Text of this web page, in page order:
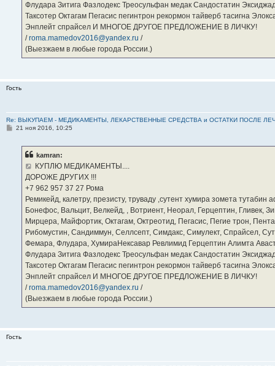
Флудара Зитига Фазлодекс Треосульфан медак Сандостатин
Таксотер Октагам Пегасис пегинтрон рекормон тайверб тасигна
Энплейт спрайсел И МНОГОЕ ДРУГОЕ ПРЕДЛОЖЕНИЕ В ЛИЧКУ!
/roma.mamedov2016@yandex.ru /
(Выезжаем в любые города России.)
Гость
Re: ВЫКУПАЕМ - МЕДИКАМЕНТЫ, ЛЕКАРСТВЕННЫЕ СРЕДСТВА и ОСТАТКИ ПОСЛЕ
С21 ноя 2016, 10:25
kamran:
КУПЛЮ МЕДИКАМЕНТЫ....
ДОРОЖЕ ДРУГИХ !!!
‪+7 962 957 37 27‬ Рома
Ремикейд, калетру, презисту, труваду ,сутент хумира зомета
Бонефос, Вальцит, Велкейд, , Вотриент, Неорал, Герцептин, Гливек,
Мирцера, Майфортик, Октагам, Октреотид, Пегасис, Пегие трон,
Рибомустин, Сандиммун, Селлсепт, Симдакс, Симулект, Спрайсел,
Фемара, Флудара, ХумираНексавар Ревлимид Герцептин Алимта
Флудара Зитига Фазлодекс Треосульфан медак Сандостатин
Таксотер Октагам Пегасис пегинтрон рекормон тайверб тасигна
Энплейт спрайсел И МНОГОЕ ДРУГОЕ ПРЕДЛОЖЕНИЕ В ЛИЧКУ!
/roma.mamedov2016@yandex.ru /
(Выезжаем в любые города России.)
Гость